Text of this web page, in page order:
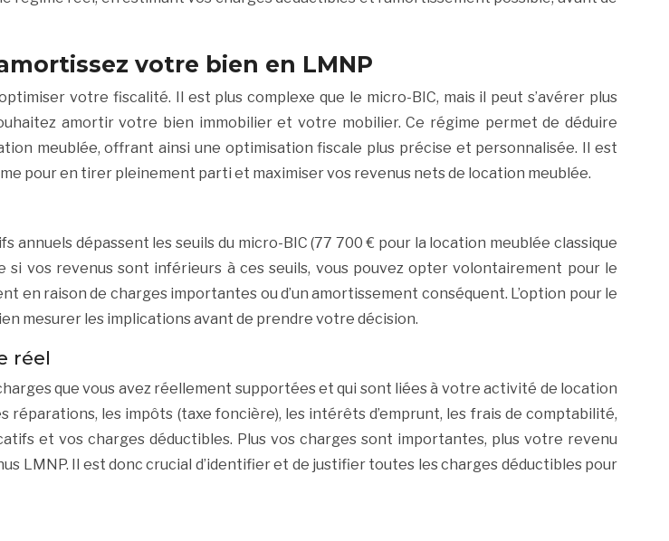
votre bien en LMNP
votre fiscalité. Il est plus complexe que le micro-BIC, mais il peut s’avérer plus
amortir votre bien immobilier et votre mobilier. Ce régime permet de déduire
meublée, offrant ainsi une optimisation fiscale plus précise et personnalisée. Il est
pour en tirer pleinement parti et maximiser vos revenus nets de location meublée.
dépassent les seuils du micro-BIC (77 700 € pour la location meublée classique
si vos revenus sont inférieurs à ces seuils, vous pouvez opter volontairement pour le
en raison de charges importantes ou d’un amortissement conséquent. L’option pour le
mesurer les implications avant de prendre votre décision.
réel
que vous avez réellement supportées et qui sont liées à votre activité de location
réparations, les impôts (taxe foncière), les intérêts d’emprunt, les frais de comptabilité,
et vos charges déductibles. Plus vos charges sont importantes, plus votre revenu
LMNP. Il est donc crucial d’identifier et de justifier toutes les charges déductibles pour